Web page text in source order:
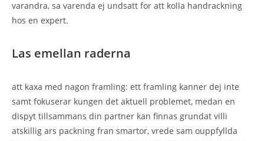
varandra, sa varenda ej undsatt for att kolla handrackning
hos en expert.
Las emellan raderna
att kaxa med nagon framling: ett framling kanner dej inte
samt fokuserar kungen det aktuell problemet, medan en
dispyt tillsammans din partner kan finnas grundat villi
atskillig ars packning fran smartor, vrede sam ouppfyllda